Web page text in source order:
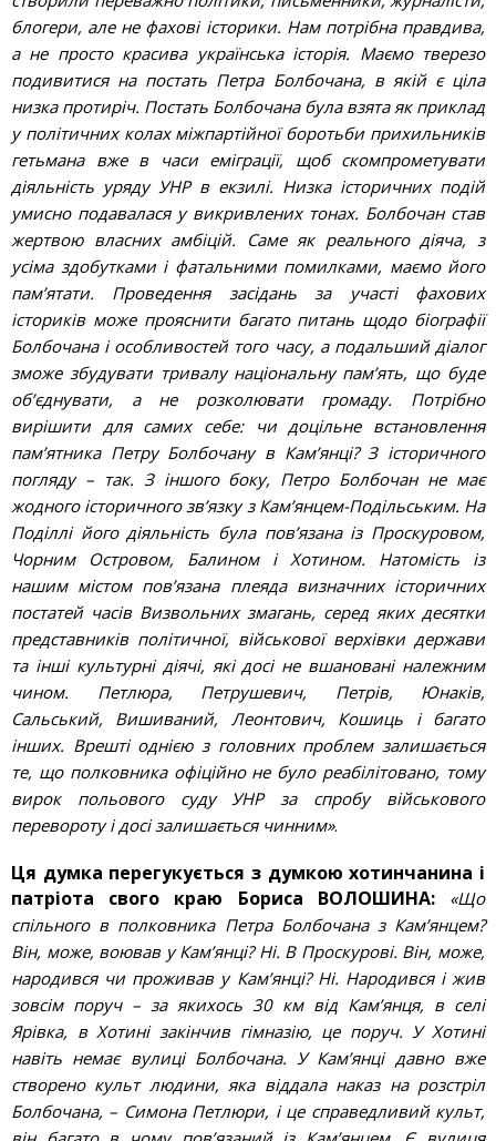
блогери, але не фахові історики. Нам потрібна правдива,
а не просто красива українська історія. Маємо тверезо
подивитися на постать Петра Болбочана, в якій є ціла
низка протиріч. Постать Болбочана була взята як приклад
у політичних колах міжпартійної боротьби прихильників
гетьмана вже в часи еміграції, щоб скомпрометувати
діяльність уряду УНР в екзилі. Низка історичних подій
умисно подавалася у викривлених тонах. Болбочан став
жертвою власних амбіцій. Саме як реального діяча, з
усіма здобутками і фатальними помилками, маємо його
пам’ятати. Проведення засідань за участі фахових
істориків може прояснити багато питань щодо біографії
Болбочана і особливостей того часу, а подальший діалог
зможе збудувати тривалу національну пам’ять, що буде
об’єднувати, а не розколювати громаду. Потрібно
вирішити для самих себе: чи доцільне встановлення
пам’ятника Петру Болбочану в Кам’янці? З історичного
погляду – так. З іншого боку, Петро Болбочан не має
жодного історичного зв’язку з Кам’янцем-Подільським. На
Поділлі його діяльність була пов’язана із Проскуровом,
Чорним Островом, Балином і Хотином. Натомість із
нашим містом пов’язана плеяда визначних історичних
постатей часів Визвольних змагань, серед яких десятки
представників політичної, військової верхівки держави
та інші культурні діячі, які досі не вшановані належним
чином. Петлюра, Петрушевич, Петрів, Юнаків,
Сальський, Вишиваний, Леонтович, Кошиць і багато
інших. Врешті однією з головних проблем залишається
те, що полковника офіційно не було реабілітовано, тому
вирок польового суду УНР за спробу військового
перевороту і досі залишається чинним».
Ця думка перегукується з думкою хотинчанина і
патріота свого краю Бориса ВОЛОШИНА: «Що
спільного в полковника Петра Болбочана з Кам’янцем?
Він, може, воював у Кам’янці? Ні. В Проскурові. Він, може,
народився чи проживав у Кам’янці? Ні. Народився і жив
зовсім поруч – за якихось 30 км від Кам’янця, в селі
Ярівка, в Хотині закінчив гімназію, це поруч. У Хотині
навіть немає вулиці Болбочана. У Кам’янці давно вже
створено культ людини, яка віддала наказ на розстріл
Болбочана, – Симона Петлюри, і це справедливий культ,